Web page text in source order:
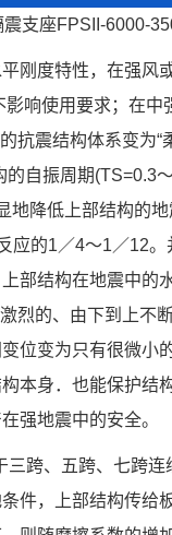
震支座FPSII-6000-
刚度特性，在强风
响使用要求；在
抗震结构体系变为
自振周期(TS=0.3
地降低上部结构的
应的1／4～1／12
部结构在地震中的
烈的、由下到上不
位变为只有很微小
本身．也能保护结
强地震中的安全。
三跨、五跨、七跨
件，上部结构传给